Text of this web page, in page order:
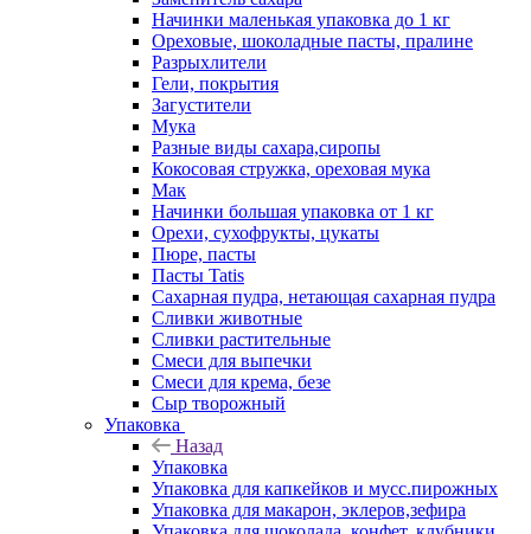
Начинки маленькая упаковка до 1 кг
Ореховые, шоколадные пасты, пралине
Разрыхлители
Гели, покрытия
Загустители
Мука
Разные виды сахара,сиропы
Кокосовая стружка, ореховая мука
Мак
Начинки большая упаковка от 1 кг
Орехи, сухофрукты, цукаты
Пюре, пасты
Пасты Tatis
Сахарная пудра, нетающая сахарная пудра
Сливки животные
Сливки растительные
Смеси для выпечки
Смеси для крема, безе
Сыр творожный
Упаковка
Назад
Упаковка
Упаковка для капкейков и мусс.пирожных
Упаковка для макарон, эклеров,зефира